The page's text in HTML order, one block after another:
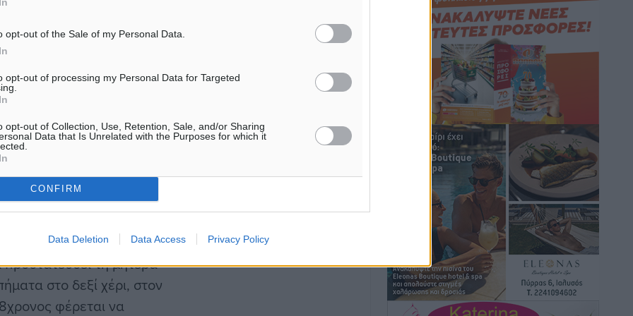
opt-out of the Sale of my Personal Data.
opt-out of processing my Personal Data for Targeted
opt-out of Collection, Use, Retention, Sale, and/or Sharing
Data that Is Unrelated with the Purposes for which it
CONFIRM
Data Deletion Data Access Privacy Policy
καρπό, στον δεξιό
παραπονέθηκε για
κατά τη
κατά της ζωής
σεξουαλικού
των
αξιοπρέπειας.
του 15χρονου
της μητέρας του
Όπως κατέθεσε, μπήκε
τη μητέρα
στο δεξί χέρι, στον
φέρεται να
έξι μηνών, με τριετή αναστολή,
Τοπικές Ειδήσεις πριν 3 ώρες
Α.Σ. Ρόδος: Πρώτη… στην νέα σελίδα
των «ελαφιών» (φωτορεπορτάζ)
Αθλητικά• πριν 3 ώρες
Στίβος: Οι βαθμολογίες των συλλόγων
της Δωδεκανήσου
Αθλητικά• πριν 3 ώρες
Νέες ταυτότητες: Ποιοι πρέπει να τις
αλλάξουν άμεσα και ποιοι όχι
• πριν 3 ώρες
Στον Ιπποκράτη η Μαρία Βλάχου
Αθλητικά• πριν 3 ώρες